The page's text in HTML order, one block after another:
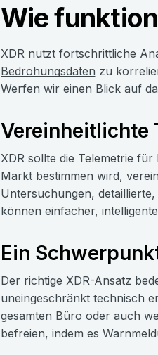
Wie
XDR nutzt fortschrittliche
Bedrohungsdaten zu
Werfen wir einen Blick auf
Vereinheitlichte
XDR sollte die Telemetrie
Markt bestimmen wird,
Untersuchungen,
können einfacher,
Ein
Der richtige XDR-Ansatz
uneingeschränkt technisch
gesamten Büro oder auch
befreien, indem es